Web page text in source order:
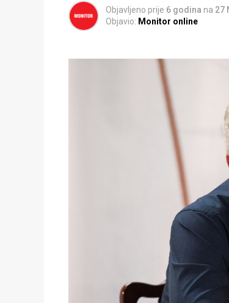
Objavljeno prije 6 godina na 27
Objavio: Monitor online